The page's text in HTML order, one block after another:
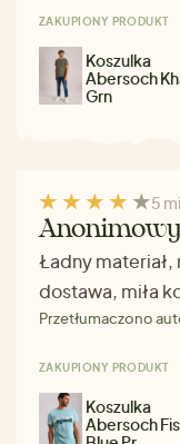
ZAKUPIONY PRODUKT
Koszulka
Abersoch
Grn
5
Ładny materiał,
dostawa, miła
Przetłumaczono
ZAKUPIONY PRODUKT
Koszulka
Abersoch